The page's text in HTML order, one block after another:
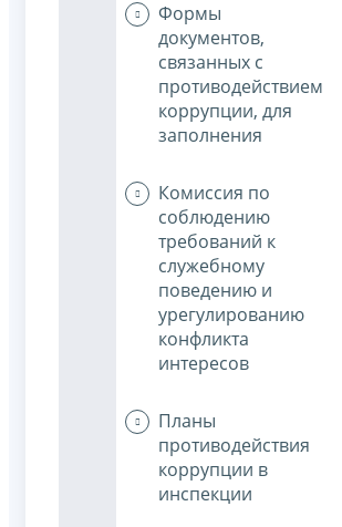
Формы
документов,
связанных с
противодействием
коррупции, для
заполнения
Комиссия по
соблюдению
требований к
служебному
поведению и
урегулированию
конфликта
интересов
Планы
противодействия
коррупции в
инспекции